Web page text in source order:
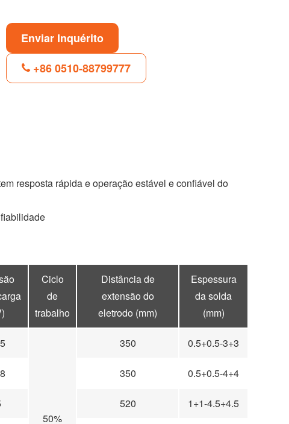
Enviar Inquérito
+86 0510-88799777
o
k
n
r
s
resposta rápida e operação estável e confiável do
Ciclo
de
trabalho
Distância de
extensão do
eletrodo (mm)
Espessura
da solda
(mm)
50%
350 0.5+0.5-3+3
350 0.5+0.5-4+4
520 1+1-4.5+4.5